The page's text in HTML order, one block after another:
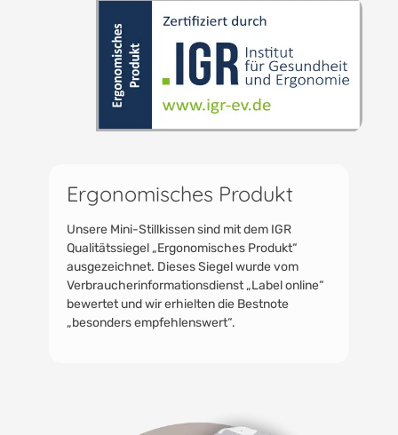
Ergonomisches Produkt
Unsere Mini-Stillkissen sind mit dem IGR
Qualitätssiegel „Ergonomisches Produkt“
ausgezeichnet. Dieses Siegel wurde vom
Verbraucherinformationsdienst „Label online“
bewertet und wir erhielten die Bestnote
„besonders empfehlenswert“.